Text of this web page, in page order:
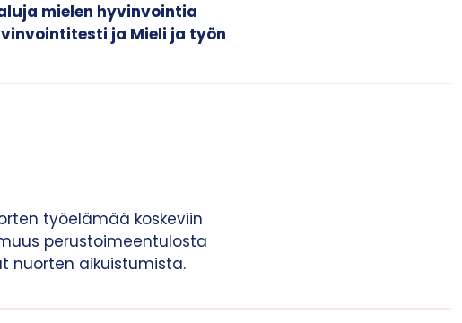
mielen hyvinvointia
ja Mieli ja työn
työelämää koskeviin
perustoimeentulosta
nuorten aikuistumista.